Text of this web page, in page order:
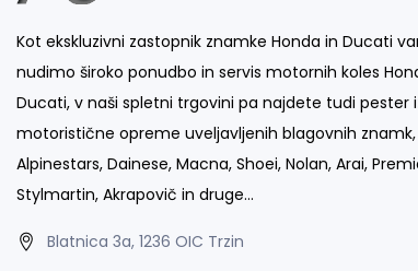
Kot ekskluzivni zastopnik znamke Honda in Ducati
nudimo široko ponudbo in servis motornih koles
Ducati, v naši spletni trgovini pa najdete tudi pester
motoristične opreme uveljavljenih blagovnih
Alpinestars, Dainese, Macna, Shoei, Nolan, Arai,
Stylmartin, Akrapovič in druge…
Blatnica 3a, 1236 OIC Trzin